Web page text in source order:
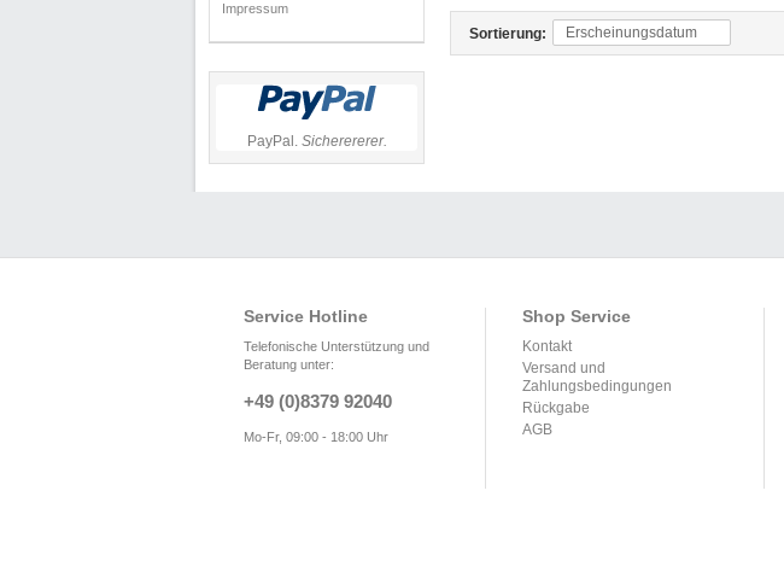
Impressum
PayPal. Sicherererer.
Sortierung: Erscheinungsdatum
Service Hotline
Telefonische Unterstützung und
Beratung unter:
+49 (0)8379 92040
Mo-Fr, 09:00 - 18:00 Uhr
Shop Service
Kontakt
Versand und
Zahlungsbedingungen
Rückgabe
AGB